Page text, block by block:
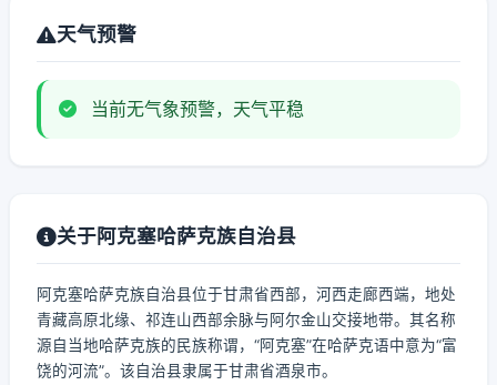
天气预警
当前无气象预警，天气平稳
关于阿克塞哈萨克族自治县
阿克塞哈萨克族自治县位于甘肃省西部，河西走廊西端，地处
青藏高原北缘、祁连山西部余脉与阿尔金山交接地带。其名称
源自当地哈萨克族的民族称谓，“阿克塞”在哈萨克语中意为“富
饶的河流”。该自治县隶属于甘肃省酒泉市。